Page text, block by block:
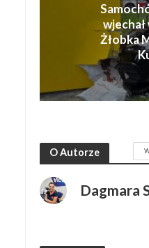
wjechał
Żłobka
O Autorze
Dagmara